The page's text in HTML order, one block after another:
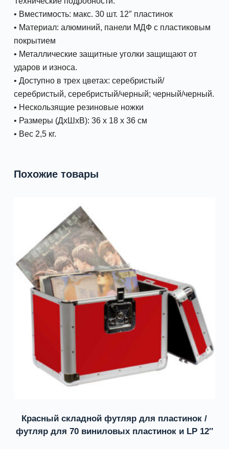
• Вместимость: макс. 30 шт. 12″ пластинок
• Материал: алюминий, панели МДФ с пластиковым
покрытием
• Металлические защитные уголки защищают от
ударов и износа.
• Доступно в трех цветах: серебристый/
серебристый, серебристый/черный; черный/черный.
• Нескользящие резиновые ножки
• Размеры (ДxШxВ): 36 x 18 x 36 см
• Вес 2,5 кг.
Похожие товары
Красный складной футляр для пластинок /
футляр для 70 виниловых пластинок и LP 12″